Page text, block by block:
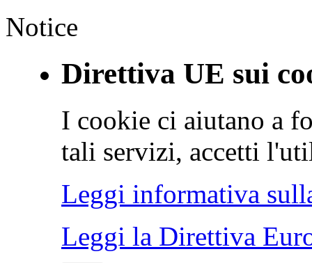
Notice
Direttiva UE sui
I cookie ci aiutano a
tali servizi, accetti
Leggi informativa
Leggi la Direttiva